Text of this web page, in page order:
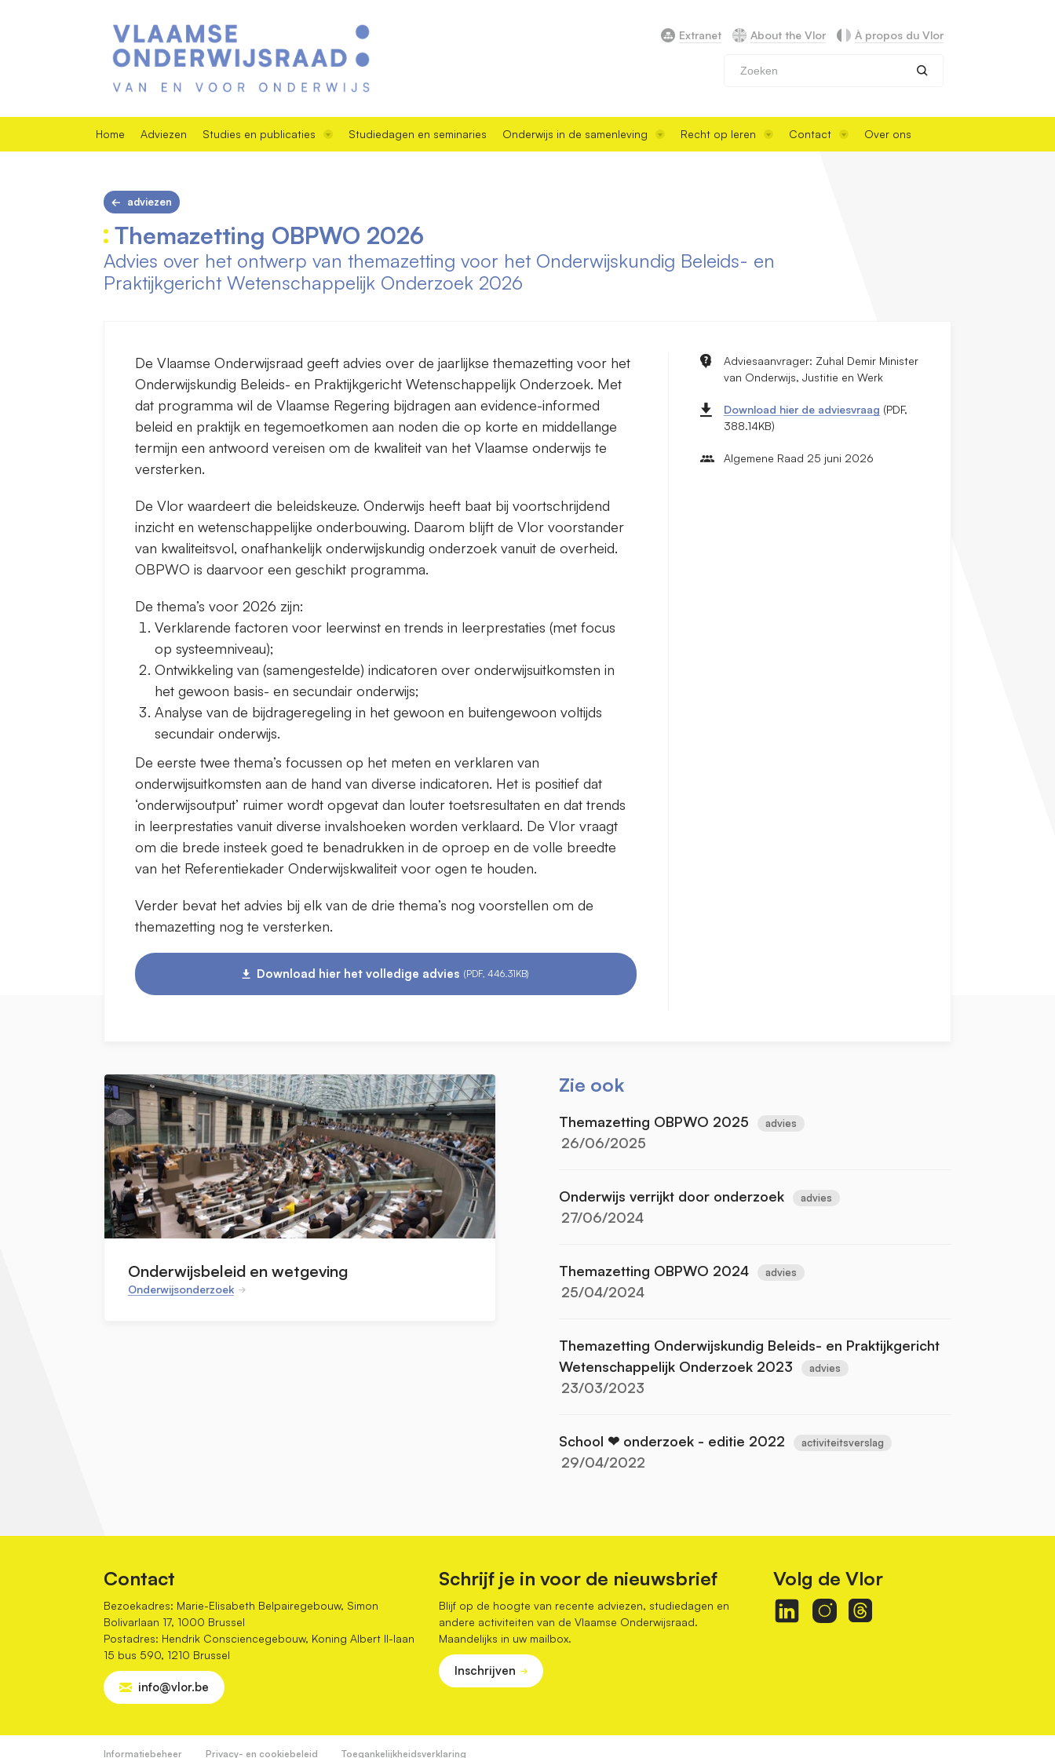
Extranet About the Vlor À propos du Vlor
Home Adviezen Studies en publicaties Studiedagen en seminaries Onderwijs in de samenleving Recht op leren Contact Over ons
adviezen
Themazetting OBPWO 2026
Advies over het ontwerp van themazetting voor het Onderwijskundig Beleids- en
Praktijkgericht Wetenschappelijk Onderzoek 2026
De Vlaamse Onderwijsraad geeft advies over de jaarlijkse themazetting voor het
Onderwijskundig Beleids- en Praktijkgericht Wetenschappelijk Onderzoek. Met
dat programma wil de Vlaamse Regering bijdragen aan evidence-informed
beleid en praktijk en tegemoetkomen aan noden die op korte en middellange
termijn een antwoord vereisen om de kwaliteit van het Vlaamse onderwijs te
versterken.
De Vlor waardeert die beleidskeuze. Onderwijs heeft baat bij voortschrijdend
inzicht en wetenschappelijke onderbouwing. Daarom blijft de Vlor voorstander
van kwaliteitsvol, onafhankelijk onderwijskundig onderzoek vanuit de overheid.
OBPWO is daarvoor een geschikt programma.
De thema’s voor 2026 zijn:
Verklarende factoren voor leerwinst en trends in leerprestaties (met focus
op systeemniveau);
Ontwikkeling van (samengestelde) indicatoren over onderwijsuitkomsten in
het gewoon basis- en secundair onderwijs;
Analyse van de bijdrageregeling in het gewoon en buitengewoon voltijds
secundair onderwijs.
De eerste twee thema’s focussen op het meten en verklaren van
onderwijsuitkomsten aan de hand van diverse indicatoren. Het is positief dat
‘onderwijsoutput’ ruimer wordt opgevat dan louter toetsresultaten en dat trends
in leerprestaties vanuit diverse invalshoeken worden verklaard. De Vlor vraagt
om die brede insteek goed te benadrukken in de oproep en de volle breedte
van het Referentiekader Onderwijskwaliteit voor ogen te houden.
Verder bevat het advies bij elk van de drie thema’s nog voorstellen om de
themazetting nog te versterken.
Download hier het volledige advies (PDF, 446.31KB)
Adviesaanvrager: Zuhal Demir Minister
van Onderwijs, Justitie en Werk
Download hier de adviesvraag (PDF,
388.14KB)
Algemene Raad 25 juni 2026
Onderwijsbeleid en wetgeving
Onderwijsonderzoek
Zie ook
Themazetting OBPWO 2025 advies
26/06/2025
Onderwijs verrijkt door onderzoek advies
27/06/2024
Themazetting OBPWO 2024 advies
25/04/2024
Themazetting Onderwijskundig Beleids- en Praktijkgericht
Wetenschappelijk Onderzoek 2023
advies
23/03/2023
School ❤ onderzoek - editie 2022 activiteitsverslag
29/04/2022
Contact
Bezoekadres: Marie-Elisabeth Belpairegebouw, Simon
Bolivarlaan 17, 1000 Brussel
Postadres: Hendrik Consciencegebouw, Koning Albert II-laan
15 bus 590, 1210 Brussel
info@vlor.be
Schrijf je in voor de nieuwsbrief
Blijf op de hoogte van recente adviezen, studiedagen en
andere activiteiten van de Vlaamse Onderwijsraad.
Maandelijks in uw mailbox.
Inschrijven
Volg de Vlor
Informatiebeheer Privacy- en cookiebeleid Toegankelijkheidsverklaring